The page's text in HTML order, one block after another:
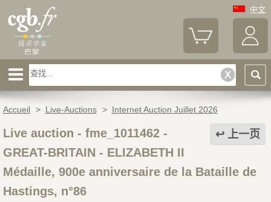
中文
Accueil > Live-Auctions > Internet Auction Juillet 2026
上一页
Live auction - fme_1011462-
GREAT-BRITAIN - ELIZABETH II
Médaille, 900e anniversaire de la Bataille de
Hastings, n°86